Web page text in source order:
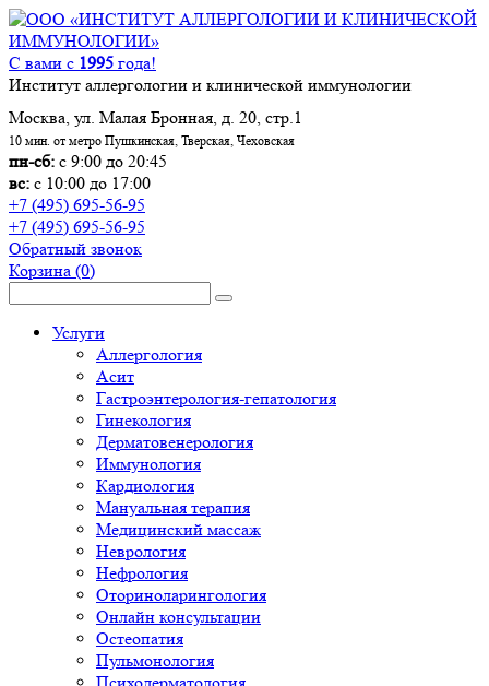
С вами с 1995 года!
Институт аллергологии и клинической иммунологии
Москва, ул. Малая Бронная, д. 20, стр.1
10 мин. от метро Пушкинская, Тверская, Чеховская
пн-сб: с 9:00 до 20:45
вс: с 10:00 до 17:00
+7 (495) 695-56-95
+7 (495) 695-56-95
Обратный звонок
Корзина (0)
Услуги
Аллергология
Асит
Гастроэнтерология-гепатология
Гинекология
Дерматовенерология
Иммунология
Кардиология
Мануальная терапия
Медицинский массаж
Неврология
Нефрология
Оториноларингология
Онлайн консультации
Остеопатия
Пульмонология